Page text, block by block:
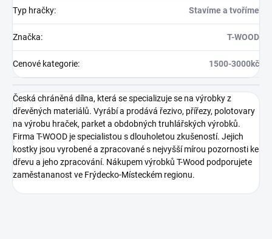
Typ hračky: Stavíme a tvoříme
Značka: T-WOOD
Cenové kategorie: 1500-3000kč
Česká chráněná dílna, která se specializuje se na výrobky z
dřevěných materiálů. Vyrábí a prodává řezivo, přířezy, polotovary
na výrobu hraček, parket a obdobných truhlářských výrobků.
Firma T-WOOD je specialistou s dlouholetou zkušeností. Jejich
kostky jsou vyrobené a zpracované s nejvyšší mírou pozornosti ke
dřevu a jeho zpracování. Nákupem výrobků T-Wood podporujete
zaměstananost ve Frýdecko-Místeckém regionu.